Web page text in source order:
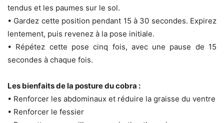
tendus et les paumes sur le sol.
• Gardez cette position pendant 15 à 30 secondes. Expirez
lentement, puis revenez à la pose initiale.
• Répétez cette pose cinq fois, avec une pause de 15
secondes à chaque fois.
Les bienfaits de la posture du cobra :
• Renforcer les abdominaux et réduire la graisse du ventre
• Renforcer le fessier